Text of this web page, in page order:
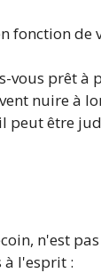
fonction
vous prêt à
nuire à
il peut être
n'est
à l'esprit :